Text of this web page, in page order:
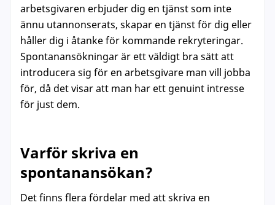
arbetsgivaren erbjuder dig en tjänst som inte
ännu utannonserats, skapar en tjänst för dig eller
håller dig i åtanke för kommande rekryteringar.
Spontanansökningar är ett väldigt bra sätt att
introducera sig för en arbetsgivare man vill jobba
för, då det visar att man har ett genuint intresse
för just dem.
Varför skriva en
spontanansökan?
Det finns flera fördelar med att skriva en